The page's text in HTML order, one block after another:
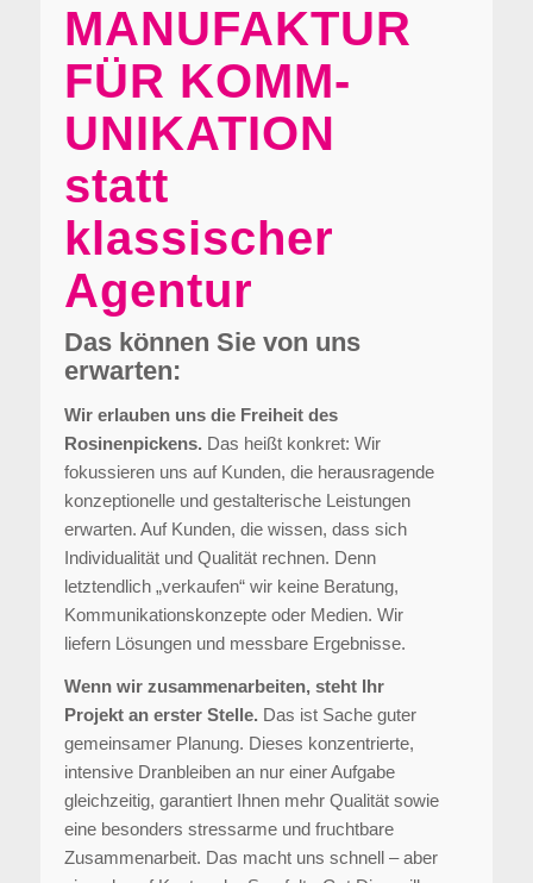
MANUFAKTUR
FÜR KOMM­
UNIKATION
statt
klassischer
Agentur
Das können Sie von uns
erwarten:
Wir erlauben uns die Freiheit des
Rosinenpickens. Das heißt konkret: Wir
fokussieren uns auf Kunden, die herausragende
konzeptionelle und gestalterische Leistungen
erwarten. Auf Kunden, die wissen, dass sich
Individualität und Qualität rechnen. Denn
letztendlich „verkaufen“ wir keine Beratung,
Kommunikationskonzepte oder Medien. Wir
liefern Lösungen und messbare Ergebnisse.
Wenn wir zusammenarbeiten, steht Ihr
Projekt an erster Stelle. Das ist Sache guter
gemeinsamer Planung. Dieses konzentrierte,
intensive Dranbleiben an nur einer Aufgabe
gleichzeitig, garantiert Ihnen mehr Qualität sowie
eine besonders stressarme und fruchtbare
Zusammenarbeit. Das macht uns schnell – aber